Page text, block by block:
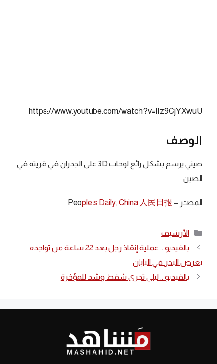
https://www.youtube.com/watch?v=lIz9CjYXwuU
الوصف
صيني يرسم بشكل رائع لوحات 3D على الجدران في قريته في
الصين
المصدر – Peo ple’s Daily, China 人民日报
التصنيفات
الأرشيف
بالفيديو .. عملية إنقاذ رجل بعد 22 ساعة من تواجده
بعرض البحر في اليابان
بالفيديو .. ليلى تجري شفط وشد للمؤخرة